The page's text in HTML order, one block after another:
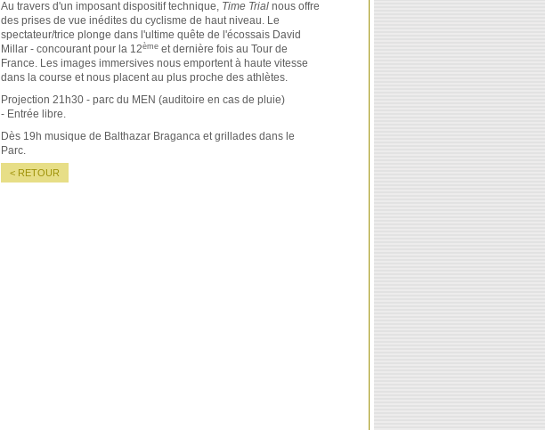
Au travers d'un imposant dispositif technique, Time Trial nous offre
des prises de vue inédites du cyclisme de haut niveau. Le
spectateur/trice plonge dans l'ultime quête de l'écossais David
Millar - concourant pour la 12ème et dernière fois au Tour de
France. Les images immersives nous emportent à haute vitesse
dans la course et nous placent au plus proche des athlètes.
Projection 21h30 - parc du MEN (auditoire en cas de pluie)
- Entrée libre.
Dès 19h musique de Balthazar Braganca et grillades dans le
Parc.
< RETOUR